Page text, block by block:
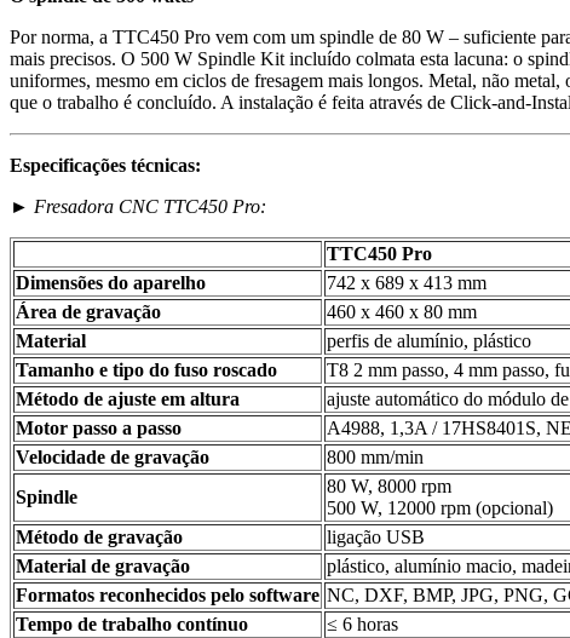
Por norma, a TTC450 Pro vem com um spindle de 80 W – suficiente
mais precisos. O 500 W Spindle Kit incluído colmata esta lacuna: o
uniformes, mesmo em ciclos de fresagem mais longos. Metal, não
que o trabalho é concluído. A instalação é feita através de Click-and-
Especificações técnicas:
► Fresadora CNC TTC450 Pro:
TTC450 Pro
Dimensões do aparelho
742 x 689 x 413 mm
Área de gravação
460 x 460 x 80 mm
Material
perfis de alumínio, plástico
Tamanho e tipo do fuso roscado
T8 2 mm passo, 4 mm passo,
Método de ajuste em altura
ajuste automático do módulo
Motor passo a passo
A4988, 1,3A / 17HS8401S,
Velocidade de gravação
800 mm/min
Spindle
80 W, 8000 rpm
500 W, 12000 rpm (opcional)
Método de gravação
ligação USB
Material de gravação
plástico, alumínio macio,
Formatos reconhecidos pelo software NC, DXF, BMP, JPG, PNG,
Tempo de trabalho contínuo
≤ 6 horas